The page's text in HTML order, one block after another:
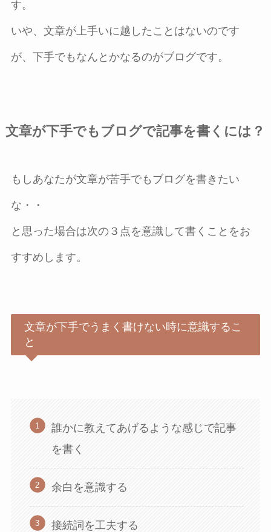
す。
いや、文章が上手いに越したことはないのです
が、下手でもなんとかなるのがブログです。
文章が下手でもブログで記事を書くには？
もしあなたが文章が苦手でもブログを書きたい
な・・
と思った場合は次の３点を意識して書くことをお
すすめします。
文章が下手でうまく書けない時に意識するこ
と
誰かに教えてあげるような感じで記事
を書く
余白を意識する
接続詞を工夫する